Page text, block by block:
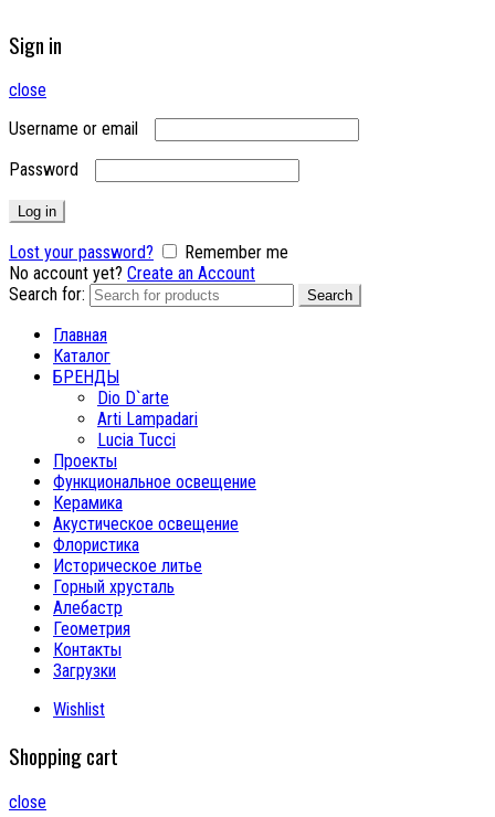
Sign in
close
Username or email
Password
Log in
Lost your password?
Remember me
No account yet? Create an Account
Search for:
Search
Главная
Каталог
БРЕНДЫ
Dio D`arte
Arti Lampadari
Lucia Tucci
Проекты
Функциональное освещение
Керамика
Акустическое освещение
Флористика
Историческое литье
Горный хрусталь
Алебастр
Геометрия
Контакты
Загрузки
Wishlist
Shopping cart
close